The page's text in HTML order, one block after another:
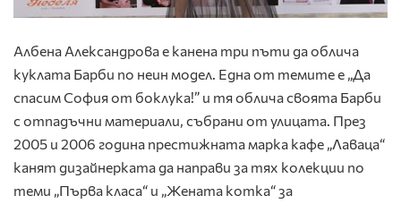
Албена Александрова е канена три пъти да облича
куклата Барби по неин модел. Една от темите е „Да
спасим София от боклука!” и тя облича своята Барби
с отпадъчни материали, събрани от улицата. През
2005 и 2006 година престижната марка кафе „Лаваца“
канят дизайнерката да направи за тях колекции по
теми „Първа класа“ и „Жената котка“ за